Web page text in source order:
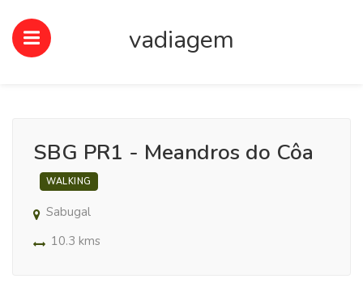
vadiagem
SBG PR1 - Meandros do Côa
WALKING
Sabugal
10.3 kms